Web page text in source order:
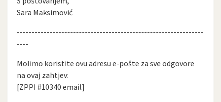
Sara Maksimović
---------------------------------------------------------------
----
Molimo koristite ovu adresu e-pošte za sve odgovore
na ovaj zahtjev:
[ZPPI #10340 email]